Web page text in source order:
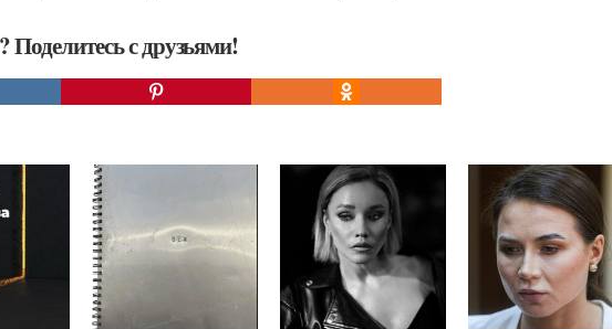
Поделитесь с друзьями!